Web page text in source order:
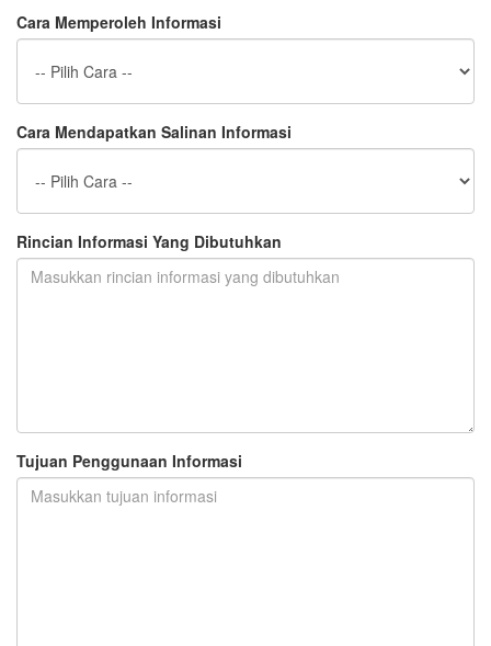
Cara Memperoleh Informasi
Cara Mendapatkan Salinan Informasi
Rincian Informasi Yang Dibutuhkan
Tujuan Penggunaan Informasi